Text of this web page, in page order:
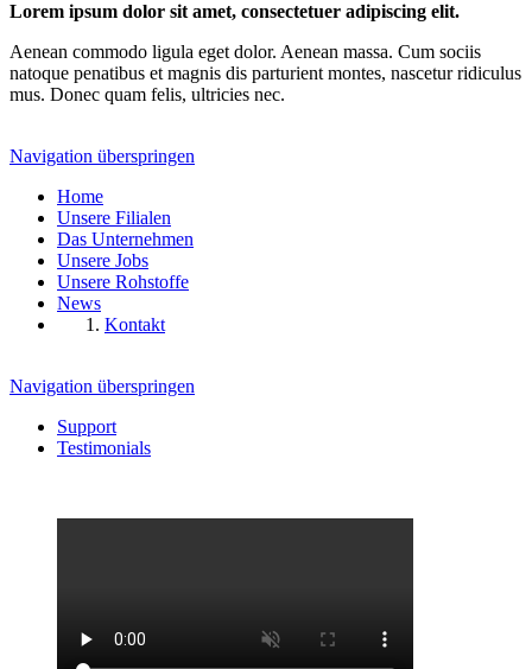
Lorem ipsum dolor sit amet, consectetuer adipiscing elit.
Aenean commodo ligula eget dolor. Aenean massa. Cum sociis
natoque penatibus et magnis dis parturient montes, nascetur ridiculus
mus. Donec quam felis, ultricies nec.
Navigation überspringen
Home
Unsere Filialen
Das Unternehmen
Unsere Jobs
Unsere Rohstoffe
News
Kontakt
Navigation überspringen
Support
Testimonials